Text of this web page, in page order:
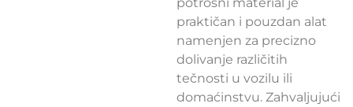
praktičan i pouzdan alat
namenjen za precizno
dolivanje različitih
tečnosti u vozilu ili
domaćinstvu. Zahvaljujući